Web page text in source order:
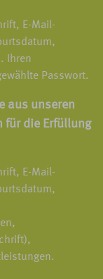
E-Mail-
Ihren
Passwort.
aus unseren
für die Erfüllung
E-Mail-